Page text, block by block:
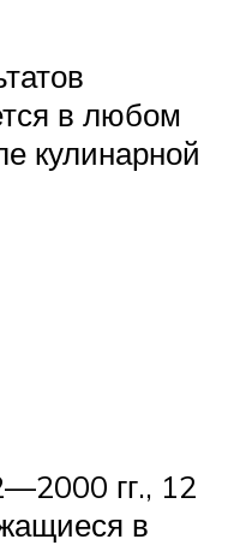
в любом
кулинарной
гг., 12
в